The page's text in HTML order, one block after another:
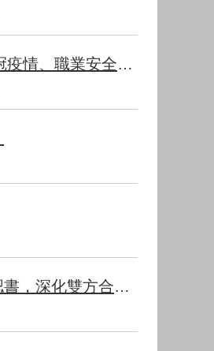
勞動部職安署參加2020世界職業安全衛生大會線上會議，與各國專家討論新冠疫情、職業安全衛生與工傷保險等議題，汲取國際經驗。
勞動部職安署與英國HSE舉辦台英職業安全衛生高峰論壇，共同簽署合作確認書，深化雙方合作夥伴關係。